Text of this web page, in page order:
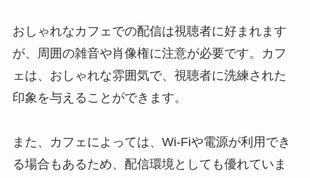
おしゃれなカフェでの配信は視聴者に好まれます
が、周囲の雑音や肖像権に注意が必要です。カフ
ェは、おしゃれな雰囲気で、視聴者に洗練された
印象を与えることができます。
また、カフェによっては、Wi-Fiや電源が利用でき
る場合もあるため、配信環境としても優れていま